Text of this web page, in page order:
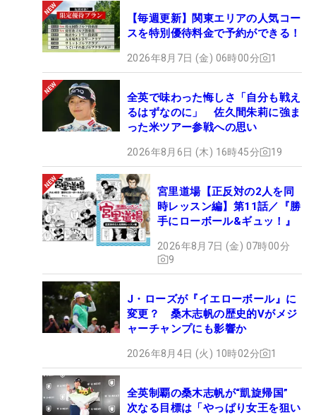
【毎週更新】関東エリアの人気コー
スを特別優待料金で予約ができる！
2026年8月7日 (金) 06時00分 1
全英で味わった悔しさ「自分も戦え
るはずなのに」 佐久間朱莉に強ま
った米ツアー参戦への思い
2026年8月6日 (木) 16時45分 19
宮里道場【正反対の2人を同
時レッスン編】第11話／『勝
手にローボール&ギュッ！』
2026年8月7日 (金) 07時00分
9
J・ローズが『イエローボール』に
変更？ 桑木志帆の歴史的Vがメジ
ャーチャンプにも影響か
2026年8月4日 (火) 10時02分 1
全英制覇の桑木志帆が“凱旋帰国”
次なる目標は「やっぱり女王を狙い